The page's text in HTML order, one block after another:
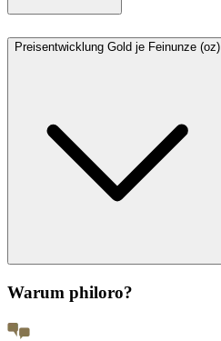
Preisentwicklung Gold je Feinunze (oz)
Warum philoro?